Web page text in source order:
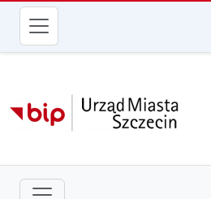
przejdź do głównego menu